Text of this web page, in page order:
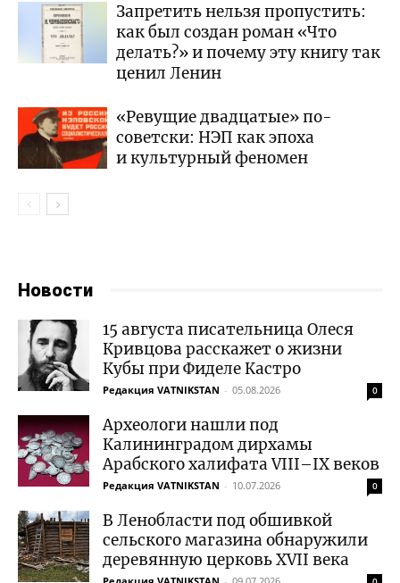
Запретить нельзя пропустить:
как был создан роман «Что
делать?» и почему эту книгу так
ценил Ленин
«Ревущие двадцатые» по-
советски: НЭП как эпоха
и культурный феномен
Новости
15 августа писательница Олеся
Кривцова расскажет о жизни
Кубы при Фиделе Кастро
Редакция VATNIKSTAN - 05.08.2026 0
Археологи нашли под
Калининградом дирхамы
Арабского халифата VIII–IX веков
Редакция VATNIKSTAN - 10.07.2026 0
В Ленобласти под обшивкой
сельского магазина обнаружили
деревянную церковь XVII века